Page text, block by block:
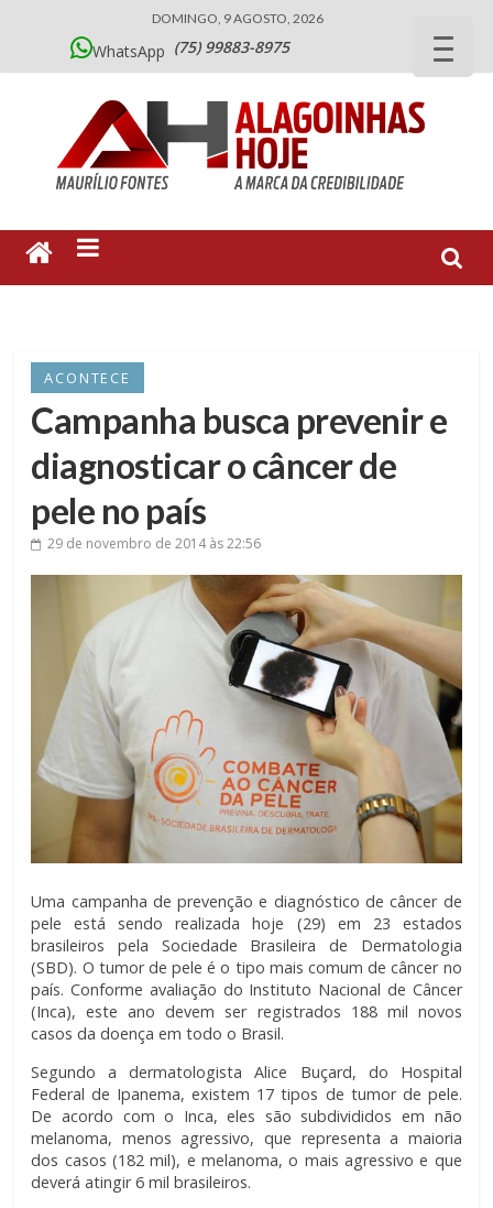
DOMINGO, 9 AGOSTO, 2026
WhatsApp (75) 99883-8975
ACONTECE
Campanha busca prevenir e
diagnosticar o câncer de
pele no país
29 de novembro de 2014às 22:56
Uma campanha de prevenção e diagnóstico de câncer de
pele está sendo realizada hoje (29) em 23 estados
brasileiros pela Sociedade Brasileira de Dermatologia
(SBD). O tumor de pele é o tipo mais comum de câncer no
país. Conforme avaliação do Instituto Nacional de Câncer
(Inca), este ano devem ser registrados 188 mil novos
casos da doença em todo o Brasil.
Segundo a dermatologista Alice Buçard, do Hospital
Federal de Ipanema, existem 17 tipos de tumor de pele.
De acordo com o Inca, eles são subdivididos em não
melanoma, menos agressivo, que representa a maioria
dos casos (182 mil), e melanoma, o mais agressivo e que
deverá atingir 6 mil brasileiros.